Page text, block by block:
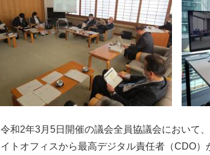
和2年3月5日開催の議会全員協議会において
トオフィスから最高デジタル責任者（CDO